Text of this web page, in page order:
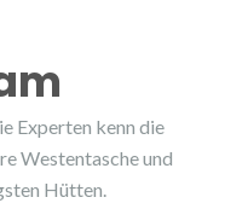
Experten kenn die
Westentasche und
Hütten.